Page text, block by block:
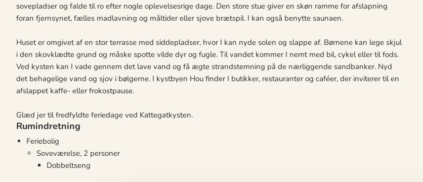
sovepladser og falde til ro efter nogle oplevelsesrige dage. Den store stue giver en skøn ramme for afslapning
foran fjernsynet, fælles madlavning og måltider eller sjove brætspil. I kan også benytte saunaen.
Huset er omgivet af en stor terrasse med siddepladser, hvor I kan nyde solen og slappe af. Børnene kan lege skjul
i den skovklædte grund og måske spotte vilde dyr og fugle. Til vandet kommer I nemt med bil, cykel eller til fods.
Ved kysten kan I vade gennem det lave vand og få ægte strandstemning på de nærliggende sandbanker. Nyd
det behagelige vand og sjov i bølgerne. I kystbyen Hou finder I butikker, restauranter og caféer, der inviterer til en
afslappet kaffe- eller frokostpause.
Glæd jer til fredfyldte feriedage ved Kattegatkysten.
Rumindretning
Feriebolig
Soveværelse, 2 personer
Dobbeltseng